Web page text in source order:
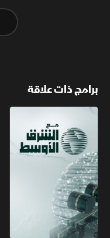
برامج ذات علاقة
مع الشرق الأوسط